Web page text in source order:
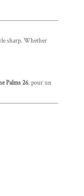
sharp. Whether
Palms 26, pour un